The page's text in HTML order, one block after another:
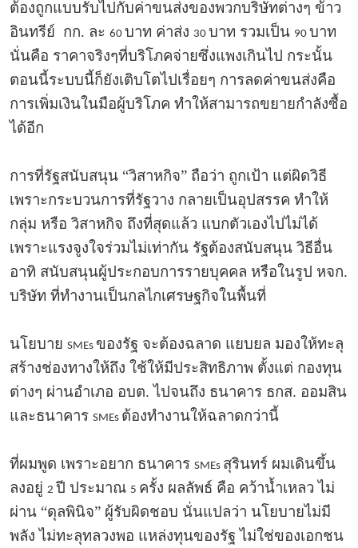
ต้องถูกแบบรับไปกับค่าขนส่งของพวกบริษัทต่างๆ ข้าว
อินทรีย์ กก. ละ 60 บาท ค่าส่ง 30 บาท รวมเป็น 90 บาท
นั่นคือ ราคาจริงๆที่บริโภคจ่ายซึ่งแพงเกินไป กระนั้น
ตอนนี้ระบบนี้ก็ยังเติบโตไปเรื่อยๆ การลดค่าขนส่งคือ
การเพิ่มเงินในมือผู้บริโภค ทำให้สามารถขยายกำลังซื้อ
ได้อีก
การที่รัฐสนับสนุน “วิสาหกิจ” ถือว่า ถูกเป้า แต่ผิดวิธี
เพราะกระบวนการที่รัฐวาง กลายเป็นอุปสรรค ทำให้
กลุ่ม หรือ วิสาหกิจ ถึงที่สุดแล้ว แบกตัวเองไปไม่ได้
เพราะแรงจูงใจร่วมไม่เท่ากัน รัฐต้องสนับสนุน วิธีอื่น
อาทิ สนับสนุนผู้ประกอบการรายบุคคล หรือในรูป หจก.
บริษัท ที่ทำงานเป็นกลไกเศรษฐกิจในพื้นที่
นโยบาย SMEs ของรัฐ จะต้องฉลาด แยบยล มองให้ทะลุ
สร้างช่องทางให้ถึง ใช้ให้มีประสิทธิภาพ ตั้งแต่ กองทุน
ต่างๆ ผ่านอำเภอ อบต. ไปจนถึง ธนาคาร ธกส. ออมสิน
และธนาคาร SMEs ต้องทำงานให้ฉลาดกว่านี้
ที่ผมพูด เพราะอยาก ธนาคาร SMEs สุรินทร์ ผมเดินขึ้น
ลงอยู่ 2 ปี ประมาณ 5 ครั้ง ผลลัพธ์ คือ คว้าน้ำเหลว ไม่
ผ่าน “ดุลพินิจ” ผู้รับผิดชอบ นั่นแปลว่า นโยบายไม่มี
พลัง ไม่ทะลุทลวงพอ แหล่งทุนของรัฐ ไม่ใช่ของเอกชน